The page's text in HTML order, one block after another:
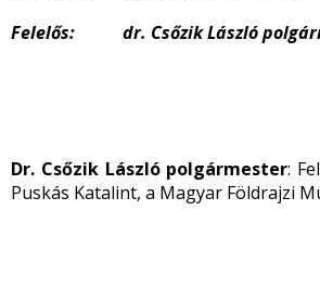
Felelős: dr. Csőzik László
Dr. Csőzik László polgármester:
Puskás Katalint, a Magyar Földrajzi